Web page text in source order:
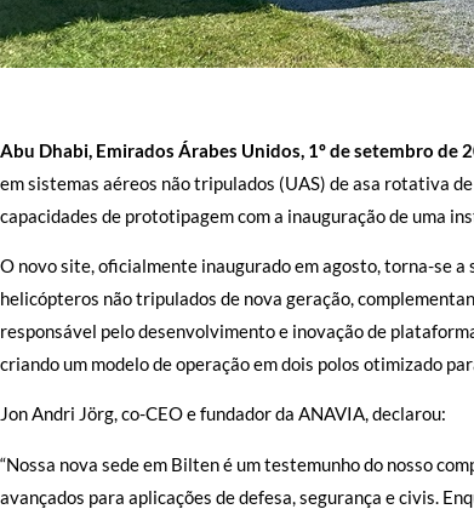
Abu Dhabi, Emirados Árabes Unidos, 1º de setembro de
em sistemas aéreos não tripulados (UAS) de asa rotativa
capacidades de prototipagem com a inauguração de uma
O novo site, oficialmente inaugurado em agosto, torna-se
helicópteros não tripulados de nova geração,
responsável pelo desenvolvimento e inovação de
criando um modelo de operação em dois polos otimizado
Jon Andri Jörg, co-CEO e fundador da ANAVIA, declarou:
“Nossa nova sede em Bilten é um testemunho do nosso
avançados para aplicações de defesa, segurança e civis.